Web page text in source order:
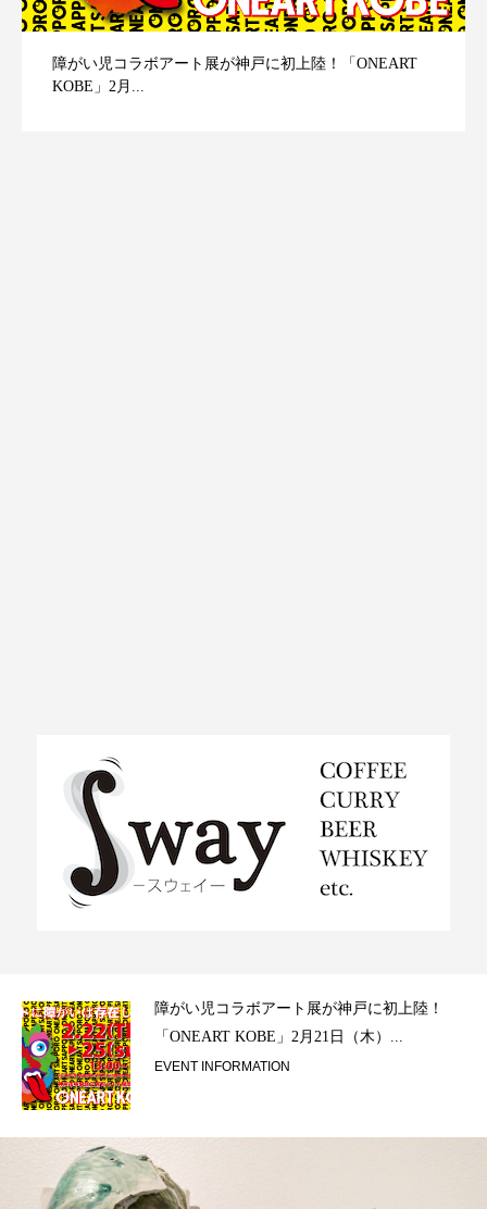
障がい児コラボアート展が神戸に初上陸！「ONEART
KOBE」2月...
障がい児コラボアート展が神戸に初上陸！
「ONEART KOBE」2月21日（木）...
EVENT INFORMATION